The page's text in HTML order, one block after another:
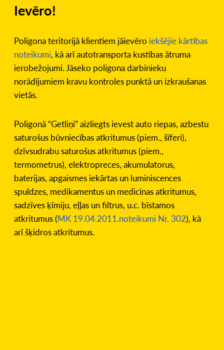
Ievēro!
Poligona teritorijā klientiem jāievēro iekšējie kārtības
noteikumi, kā arī autotransporta kustības ātruma
ierobežojumi. Jāseko poligona darbinieku
norādījumiem kravu kontroles punktā un izkraušanas
vietās.
Poligonā “Getliņi” aizliegts ievest auto riepas, azbestu
saturošus būvniecības atkritumus (piem., šīferi),
dzīvsudrabu saturošus atkritumus (piem.,
termometrus), elektropreces, akumulatorus,
baterijas, apgaismes iekārtas un luminiscences
spuldzes, medikamentus un medicīnas atkritumus,
sadzīves ķīmiju, eļļas un filtrus, u.c. bīstamos
atkritumus (MK 19.04.2011.noteikumi Nr. 302), kā
arī šķidros atkritumus.